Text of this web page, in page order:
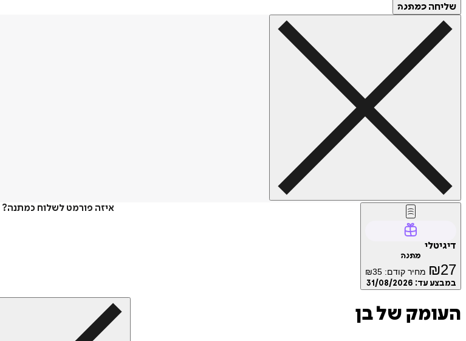
שליחה כמתנה
איזה פורמט לשלוח כמתנה?
דיגיטלי
מתנה
₪27 מחיר קודם: ₪35
במבצע עד: 31/08/2026
העומק של בן